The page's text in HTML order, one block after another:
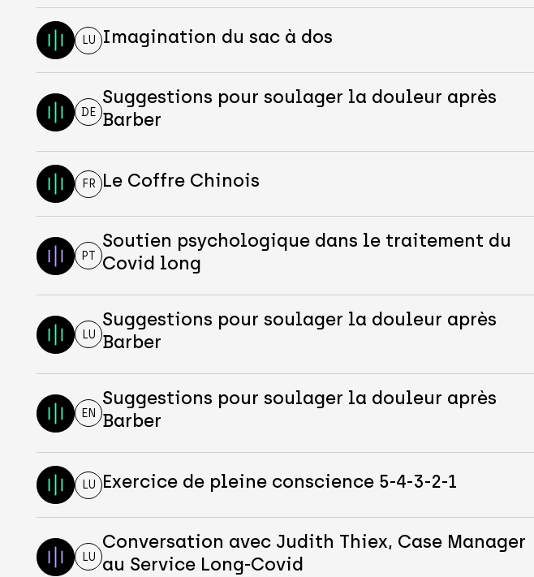
LU Imagination du sac à dos
DE
Suggestions pour soulager la douleur après
Barber
FR Le Coffre Chinois
PT
Soutien psychologique dans le traitement du
Covid long
LU
Suggestions pour soulager la douleur après
Barber
EN
Suggestions pour soulager la douleur après
Barber
LU Exercice de pleine conscience 5-4-3-2-1
LU
Conversation avec Judith Thiex, Case Manager
au Service Long-Covid